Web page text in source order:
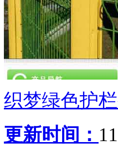
织梦绿色护
更新时间：